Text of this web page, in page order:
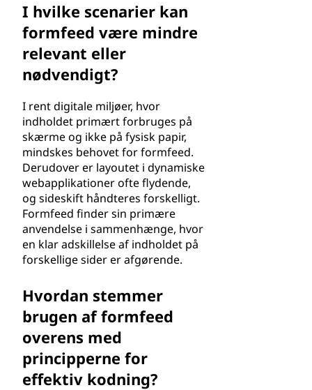
I hvilke scenarier kan
formfeed være mindre
relevant eller
nødvendigt?
I rent digitale miljøer, hvor
indholdet primært forbruges på
skærme og ikke på fysisk papir,
mindskes behovet for formfeed.
Derudover er layoutet i dynamiske
webapplikationer ofte flydende,
og sideskift håndteres forskelligt.
Formfeed finder sin primære
anvendelse i sammenhænge, hvor
en klar adskillelse af indholdet på
forskellige sider er afgørende.
Hvordan stemmer
brugen af formfeed
overens med
principperne for
effektiv kodning?